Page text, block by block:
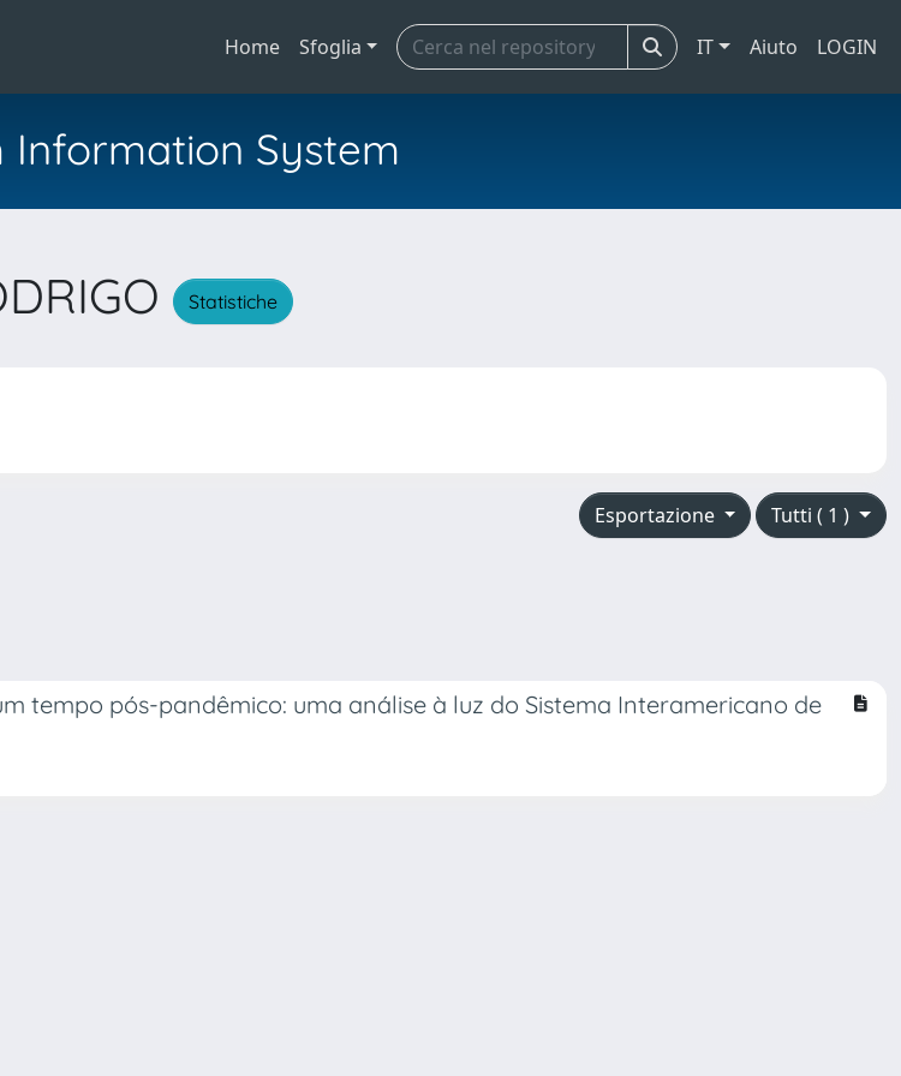
Home Sfoglia IT Aiuto LOGIN
Information System
Statistiche
Tutti ( 1 )
Esportazione
tempo pós-pandêmico: uma análise à luz do Sistema Interamericano de